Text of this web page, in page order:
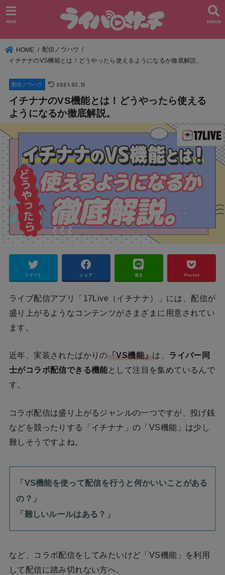
SEARCH
MENU
HOME
配信ノウハウ
イチナナのVS機能とは！どうやったら使えるようになるか徹底解説。
配信ノウハウ 2021.03.13
イチナナのVS機能とは！どうやったら使える
ようになるか徹底解説。
ツイート シェア 送る Pocket
ライブ配信アプリ「17Live（イチナナ）」には、配信が
盛り上がるようなコンテンツがさまざまに用意されてい
ます。
近年、実装されたばかりの 「VS機能」 は、 ライバー同
士がコラボ配信できる機能として注目を集めているんで
す。
コラボ配信は盛り上がるジャンルの一つですが、投げ銭
などを競ったりする「イチナナ」の「VS機能」は少し
難しそうですよね。
「VS機能を使って配信を行うと何かいいことがある
の？」
「難しいルールはある？」
など、コラボ配信をしてみたいけど「VS機能」を利用
して配信に踏み切れない方へ、